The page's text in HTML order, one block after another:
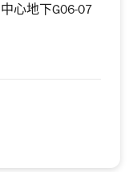
心地下G06-07